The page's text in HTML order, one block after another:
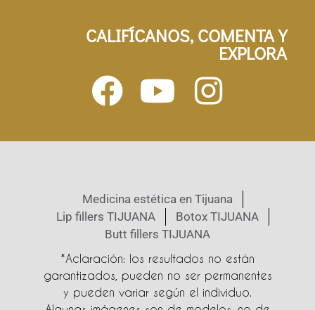
CALIFÍCANOS, COMENTA Y
EXPLORA
Medicina estética en Tijuana
Lip fillers TIJUANA
Botox TIJUANA
Butt fillers TIJUANA
*Aclaración: los resultados no están
garantizados, pueden no ser permanentes
y pueden variar según el individuo.